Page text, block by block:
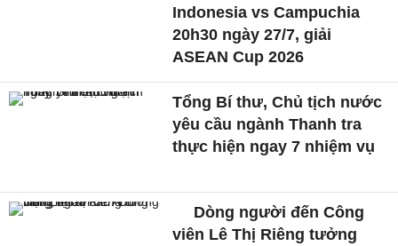
Indonesia vs Campuchia
20h30 ngày 27/7, giải
ASEAN Cup 2026
Tổng Bí thư, Chủ tịch nước
yêu cầu ngành Thanh tra
thực hiện ngay 7 nhiệm vụ
Dòng người đến Công
viên Lê Thị Riêng tưởng